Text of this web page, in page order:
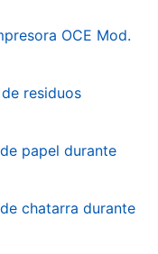
OCE Mod.
residuos
papel durante
chatarra durante